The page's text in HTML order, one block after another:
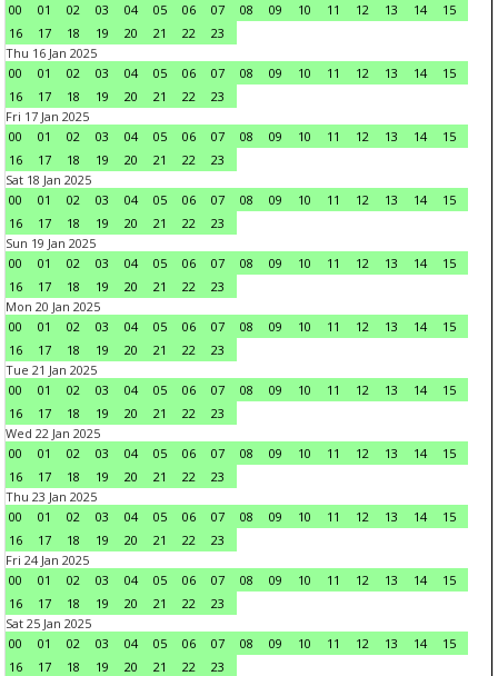
00
01 02 03 04 05 06 07 08 09 10 11 12 13 14
15
16
17 18 19 20 21 22
23
Thu 16 Jan 2025
00
01 02 03 04 05 06 07 08 09 10 11 12 13 14
15
16
17 18 19 20 21 22
23
Fri 17 Jan 2025
00
01 02 03 04 05 06 07 08 09 10 11 12 13 14
15
16
17 18 19 20 21 22
23
Sat 18 Jan 2025
00
01 02 03 04 05 06 07 08 09 10 11 12 13 14
15
16
17 18 19 20 21 22
23
Sun 19 Jan 2025
00
01 02 03 04 05 06 07 08 09 10 11 12 13 14
15
16
17 18 19 20 21 22
23
Mon 20 Jan 2025
00
01 02 03 04 05 06 07 08 09 10 11 12 13 14
15
16
17 18 19 20 21 22
23
Tue 21 Jan 2025
00
01 02 03 04 05 06 07 08 09 10 11 12 13 14
15
16
17 18 19 20 21 22
23
Wed 22 Jan 2025
00
01 02 03 04 05 06 07 08 09 10 11 12 13 14
15
16
17 18 19 20 21 22
23
Thu 23 Jan 2025
00
01 02 03 04 05 06 07 08 09 10 11 12 13 14
15
16
17 18 19 20 21 22
23
Fri 24 Jan 2025
00
01 02 03 04 05 06 07 08 09 10 11 12 13 14
15
16
17 18 19 20 21 22
23
Sat 25 Jan 2025
00
01 02 03 04 05 06 07 08 09 10 11 12 13 14
15
16
17 18 19 20 21 22
23